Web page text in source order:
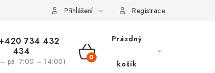
Moje objednávka
Přihlášení Registrace
+420 734 432
434
pá: 7:00 – 14:00)
NÁKUPNÍ
Prázdný
košík